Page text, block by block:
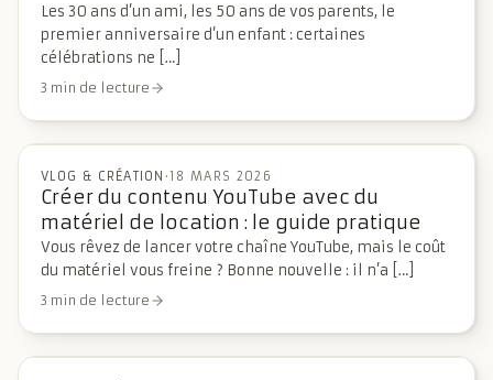
Les 30 ans d’un ami, les 50 ans de vos parents, le
premier anniversaire d’un enfant : certaines
célébrations ne […]
3 min de lecture
VLOG & CRÉATION ·18 MARS 2026
Créer du contenu YouTube avec du
matériel de location : le guide pratique
Vous rêvez de lancer votre chaîne YouTube, mais le coût
du matériel vous freine ? Bonne nouvelle : il n’a […]
3 min de lecture